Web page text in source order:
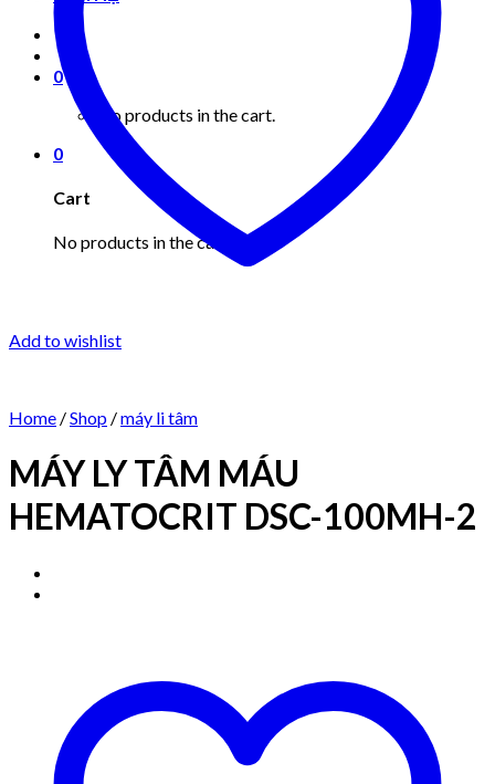
0
No products in the cart.
0
Cart
No products in the cart.
Add to wishlist
Home /Shop /máy li tâm
MÁY LY TÂM MÁU
HEMATOCRIT DSC-100MH-2